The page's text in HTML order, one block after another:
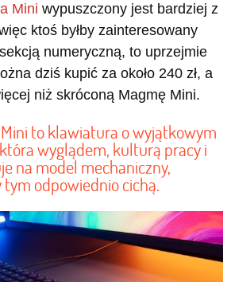
Mini wypuszczony jest bardziej z
ktoś byłby zainteresowany
numeryczną, to uprzejmie
dziś kupić za około 240 zł, a
niż skróconą Magmę Mini.
to klawiatura o wyjątkowym
wyglądem, kulturą pracy i
na model mechaniczny,
tym odpowiednio cichą.